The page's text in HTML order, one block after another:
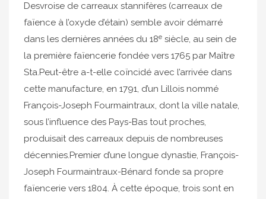
Desvroise de carreaux stannifères (carreaux de
faïence à l’oxyde d’étain) semble avoir démarré
dans les dernières années du 18e siècle, au sein de
la première faïencerie fondée vers 1765 par Maître
Sta.Peut-être a-t-elle coïncidé avec l’arrivée dans
cette manufacture, en 1791, d’un Lillois nommé
François-Joseph Fourmaintraux, dont la ville natale,
sous l’influence des Pays-Bas tout proches,
produisait des carreaux depuis de nombreuses
décennies.Premier d’une longue dynastie, François-
Joseph Fourmaintraux-Bénard fonde sa propre
faïencerie vers 1804. À cette époque, trois sont en